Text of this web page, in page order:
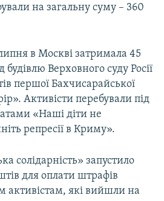
на загальну суму – 360
липня в Москві затримала 45
будівлю Верховного суду Росії
першої Бахчисарайської
Активісти перебували під
«Наші діти не
репресії в Криму».
солідарність» запустило
для оплати штрафів
активістам, які вийшли на